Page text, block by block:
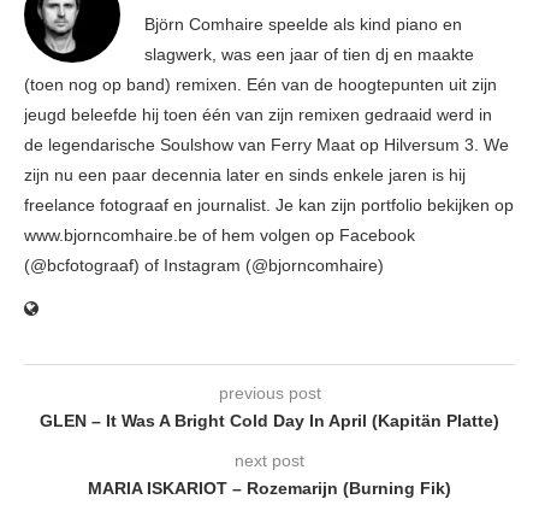
Björn Comhaire speelde als kind piano en
slagwerk, was een jaar of tien dj en maakte
(toen nog op band) remixen. Eén van de hoogtepunten uit zijn
jeugd beleefde hij toen één van zijn remixen gedraaid werd in
de legendarische Soulshow van Ferry Maat op Hilversum 3. We
zijn nu een paar decennia later en sinds enkele jaren is hij
freelance fotograaf en journalist. Je kan zijn portfolio bekijken op
www.bjorncomhaire.be of hem volgen op Facebook
(@bcfotograaf) of Instagram (@bjorncomhaire)
previous post
GLEN – It Was A Bright Cold Day In April (Kapitän Platte)
next post
MARIA ISKARIOT – Rozemarijn (Burning Fik)